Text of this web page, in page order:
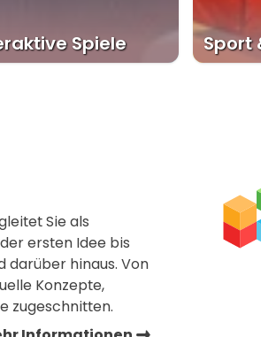
Spiele Sport
Sie als
ersten Idee bis
darüber hinaus. Von
Konzepte,
zugeschnitten.